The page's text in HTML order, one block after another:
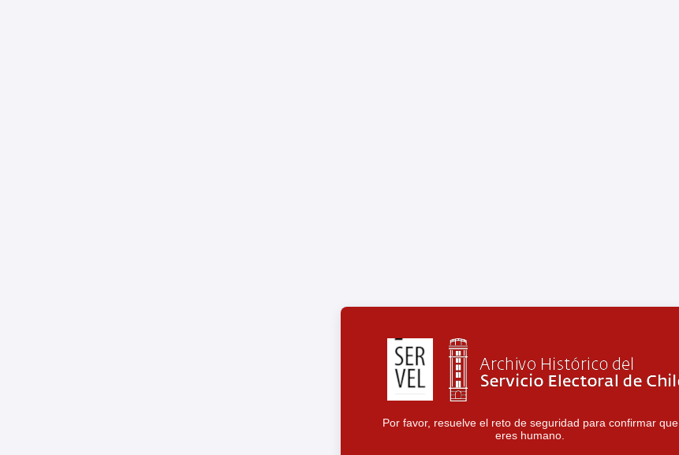
Por favor, resuelve el reto de seguridad para confirmar que
eres humano.